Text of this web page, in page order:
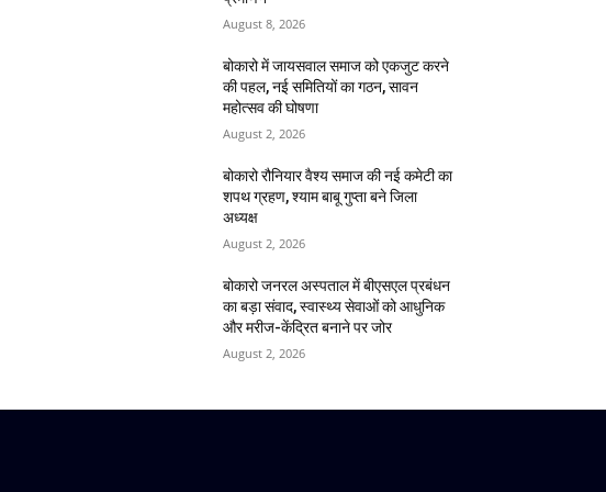
August 8, 2026
बोकारो में जायसवाल समाज को एकजुट करने
की पहल, नई समितियों का गठन, सावन
महोत्सव की घोषणा
August 2, 2026
बोकारो रौनियार वैश्य समाज की नई कमेटी का
शपथ ग्रहण, श्याम बाबू गुप्ता बने जिला
अध्यक्ष
August 2, 2026
बोकारो जनरल अस्पताल में बीएसएल प्रबंधन
का बड़ा संवाद, स्वास्थ्य सेवाओं को आधुनिक
और मरीज-केंद्रित बनाने पर जोर
August 2, 2026